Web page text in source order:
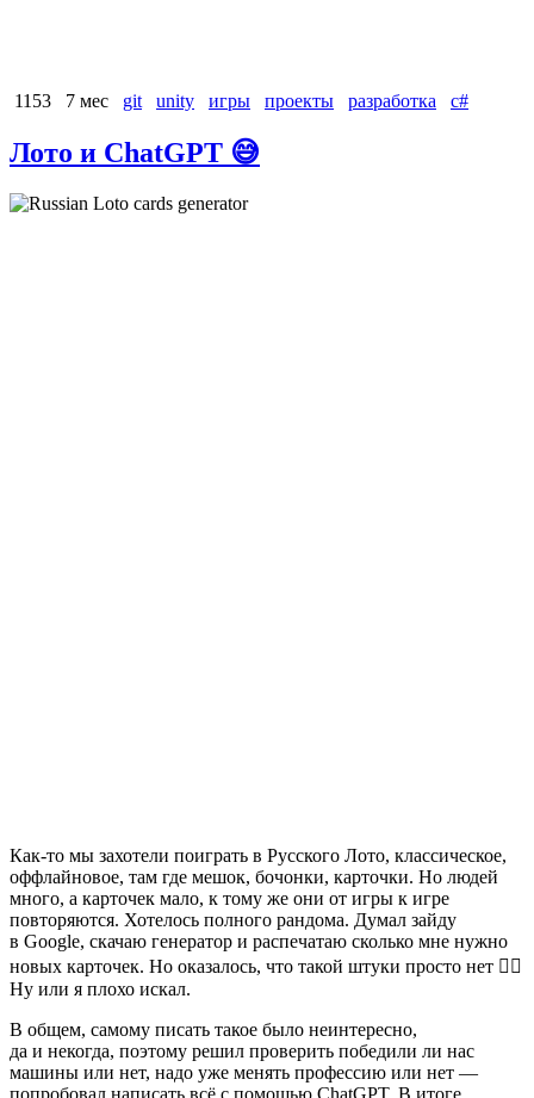
1153 7 мес git unity игры проекты разработка с#
Лото и ChatGPT 😅
Как-то мы захотели поиграть в Русского Лото, классическое,
оффлайновое, там где мешок, бочонки, карточки. Но людей
много, а карточек мало, к тому же они от игры к игре
повторяются. Хотелось полного рандома. Думал зайду
в Google, скачаю генератор и распечатаю сколько мне нужно
новых карточек. Но оказалось, что такой штуки просто нет 🤷‍♂️
Ну или я плохо искал.
В общем, самому писать такое было неинтересно,
да и некогда, поэтому решил проверить победили ли нас
машины или нет, надо уже менять профессию или нет —
попробовал написать всё с помощью ChatGPT. В итоге